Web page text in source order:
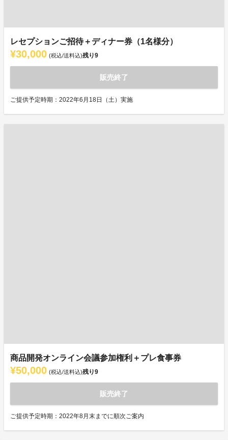
レセプションご招待＋ディナー券（1名様分）
¥30,000 (税込/送料込)残り9
販売終了
ご提供予定時期：2022年6月18日（土）実施
商品開発オンライン会議参加権利＋プレ食事券
¥50,000 (税込/送料込)残り9
販売終了
ご提供予定時期：2022年8月末までに順次ご案内